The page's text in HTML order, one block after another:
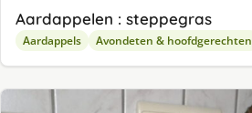
Aardappelen : steppegras
Aardappels Avondeten & hoofdgerechten